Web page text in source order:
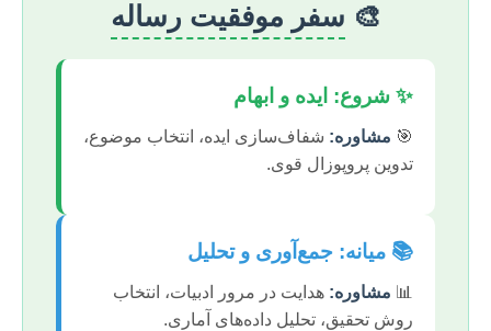
🎨 سفر موفقیت رساله
✨ شروع: ایده و ابهام
🎯 مشاوره: شفاف‌سازی ایده، انتخاب موضوع،
تدوین پروپوزال قوی.
📚 میانه: جمع‌آوری و تحلیل
📊 مشاوره: هدایت در مرور ادبیات، انتخاب
روش تحقیق، تحلیل داده‌های آماری.